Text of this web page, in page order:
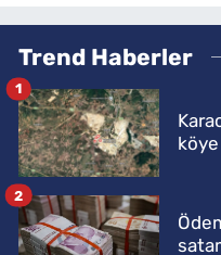
Trend Haberler
1
2